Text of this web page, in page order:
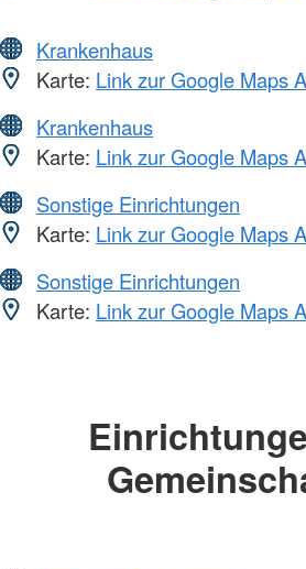
Krankenhaus
Karte: Link zur Google Maps
Krankenhaus
Karte: Link zur Google Maps
Sonstige Einrichtungen
Karte: Link zur Google Maps
Sonstige Einrichtungen
Karte: Link zur Google Maps